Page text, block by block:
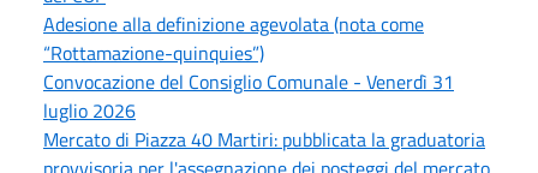
Adesione alla definizione agevolata (nota come
“Rottamazione-quinquies”)
Convocazione del Consiglio Comunale - Venerdì 31
luglio 2026
Mercato di Piazza 40 Martiri: pubblicata la graduatoria